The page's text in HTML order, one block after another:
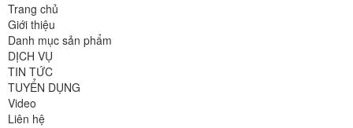
Trang chủ
Giới thiệu
Danh mục sản phẩm
DỊCH VỤ
TIN TỨC
TUYỂN DỤNG
Video
Liên hệ